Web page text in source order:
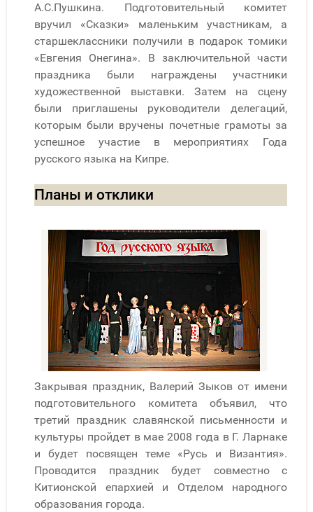
А.С.Пушкина. Подготовительный комитет
вручил «Сказки» маленьким участникам, а
старшеклассники получили в подарок томики
«Евгения Онегина». В заключительной части
праздника были награждены участники
художественной выставки. Затем на сцену
были приглашены руководители делегаций,
которым были вручены почетные грамоты за
успешное участие в мероприятиях Года
русского языка на Кипре.
Планы и отклики
Закрывая праздник, Валерий Зыков от имени
подготовительного комитета объявил, что
третий праздник славянской письменности и
культуры пройдет в мае 2008 года в Г. Ларнаке
и будет посвящен теме «Русь и Византия».
Проводится праздник будет совместно с
Китионской епархией и Отделом народного
образования города.